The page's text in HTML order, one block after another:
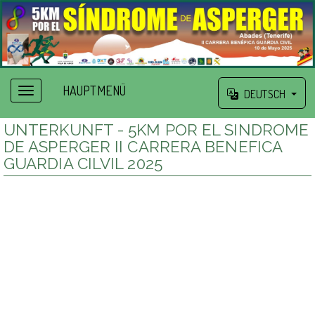
HAUPTMENÜ DEUTSCH
UNTERKUNFT - 5KM POR EL SINDROME
DE ASPERGER II CARRERA BENEFICA
GUARDIA CILVIL 2025